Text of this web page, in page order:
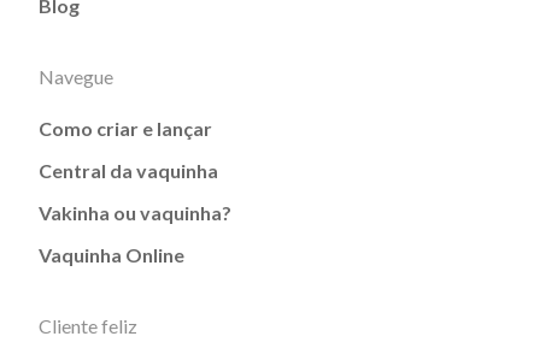
Blog
Navegue
Como criar e lançar
Central da vaquinha
Vakinha ou vaquinha?
Vaquinha Online
Cliente feliz